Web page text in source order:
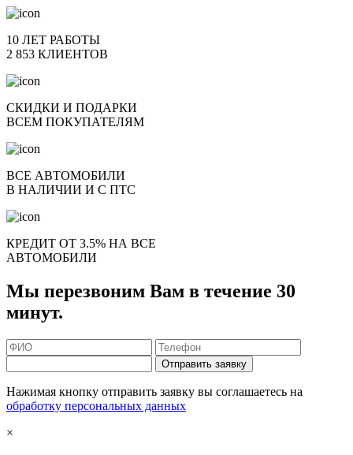
10 ЛЕТ РАБОТЫ
2 853 КЛИЕНТОВ
СКИДКИ И ПОДАРКИ
ВСЕМ ПОКУПАТЕЛЯМ
ВСЕ АВТОМОБИЛИ
В НАЛИЧИИ И С ПТС
КРЕДИТ ОТ 3.5% НА ВСЕ
АВТОМОБИЛИ
Мы перезвоним Вам в течение 30
минут.
Отправить заявку
Нажимая кнопку отправить заявку вы соглашаетесь на
обработку персональных данных
×